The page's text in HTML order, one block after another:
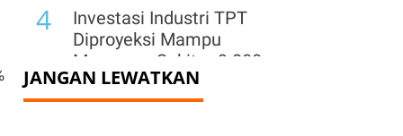
4
Investasi Industri TPT
Diproyeksi Mampu
Menyerap Sekitar 9.800
Tenaga Kerja
JANGAN LEWATKAN